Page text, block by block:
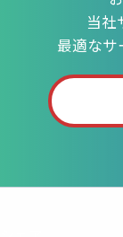
当社
最適なサ